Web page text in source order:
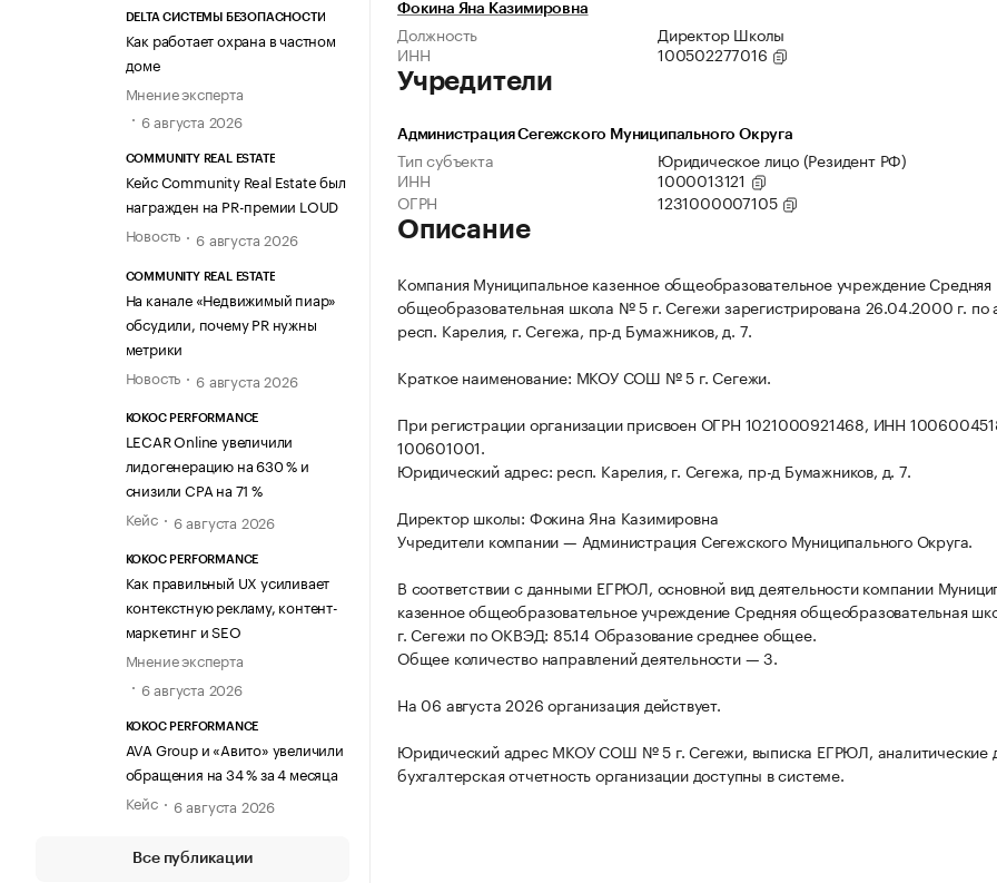
DELTA СИСТЕМЫ БЕЗОПАСНОСТИ
Как работает охрана в частном
доме
Мнение эксперта
6 августа 2026
COMMUNITY REAL ESTATE
Кейс Community Real Estate был
награжден на PR-премии LOUD
Новость
6 августа 2026
COMMUNITY REAL ESTATE
На канале «Недвижимый пиар»
обсудили, почему PR нужны
метрики
Новость
6 августа 2026
KOKOC PERFORMANCE
LECAR Online увеличили
лидогенерацию на 630 % и
снизили CPA на 71 %
Кейс
6 августа 2026
KOKOC PERFORMANCE
Как правильный UX усиливает
контекстную рекламу, контент-
маркетинг и SEO
Мнение эксперта
6 августа 2026
KOKOC PERFORMANCE
AVA Group и «Авито» увеличили
обращения на 34 % за 4 месяца
Кейс
6 августа 2026
Все публикации
Фокина Яна Казимировна
Должность
Директор Школы
ИНН
100502277016
Учредители
Администрация Сегежского Муниципального Округа
Тип субъекта
Юридическое лицо (Резидент РФ)
ИНН
1000013121
ОГРН
1231000007105
Описание
Компания Муниципальное казенное общеобразовательное учреждение Средняя
общеобразовательная школа № 5 г. Сегежи зарегистрирована 26.04.2000 г. по
респ. Карелия, г. Сегежа, пр-д Бумажников, д. 7.
Краткое наименование: МКОУ СОШ № 5 г. Сегежи.
При регистрации организации присвоен ОГРН 1021000921468, ИНН
100601001.
Юридический адрес: респ. Карелия, г. Сегежа, пр-д Бумажников, д. 7.
Директор школы: Фокина Яна Казимировна
Учредители компании — Администрация Сегежского Муниципального Округа.
В соответствии с данными ЕГРЮЛ, основной вид деятельности компании
казенное общеобразовательное учреждение Средняя общеобразовательная
г. Сегежи по ОКВЭД: 85.14 Образование среднее общее.
Общее количество направлений деятельности — 3.
На 06 августа 2026 организация действует.
Юридический адрес МКОУ СОШ № 5 г. Сегежи, выписка ЕГРЮЛ, аналитические
бухгалтерская отчетность организации доступны в системе.